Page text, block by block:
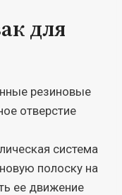
для
резиновые
отверстие
система
полоску на
ее движение